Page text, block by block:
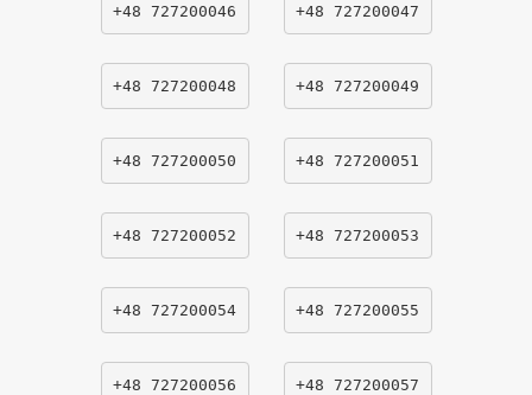
+48 727200046 +48 727200047
+48 727200048 +48 727200049
+48 727200050 +48 727200051
+48 727200052 +48 727200053
+48 727200054 +48 727200055
+48 727200056 +48 727200057